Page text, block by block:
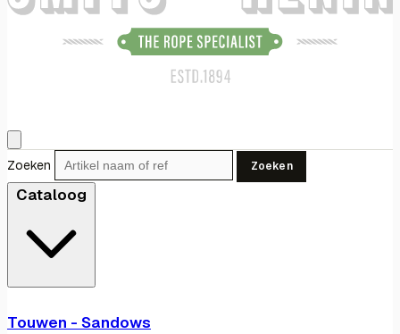
Zoeken Zoeken
Cataloog
Touwen - Sandows